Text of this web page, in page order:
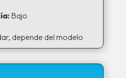
Bajo
depende del modelo